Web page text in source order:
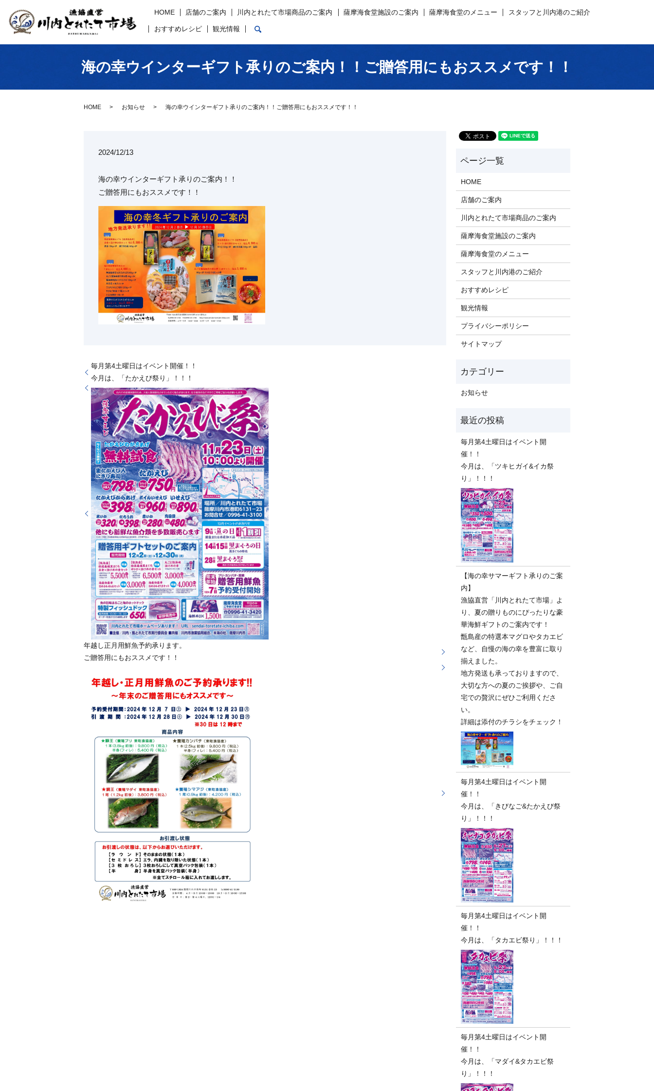
HOME 店舗のご案内 川内とれたて市場商品のご案内 薩摩海食堂施設のご案内 薩摩海食堂のメニュー スタッフと川内港のご紹介
おすすめレシピ 観光情報
海の幸ウインターギフト承りのご案内！！ご贈答用にもおススメです！！
HOME お知らせ 海の幸ウインターギフト承りのご案内！！ご贈答用にもおススメです！！
2024/12/13
海の幸ウインターギフト承りのご案内！！
ご贈答用にもおススメです！！
毎月第4土曜日はイベント開催！！
今月は、「たかえび祭り」！！！
年越し正月用鮮魚予約承ります。
ご贈答用にもおススメです！！
HOME
店舗のご案内
川内とれたて市場商品のご案内
薩摩海食堂施設のご案内
薩摩海食堂のメニュー
スタッフと川内港のご紹介
おすすめレシピ
観光情報
プライバシーポリシー
サイトマップ
お知らせ
毎月第4土曜日はイベント開
催！！
今月は、「ツキヒガイ&イカ祭
り」！！！
【海の幸サマーギフト承りのご案
内】
漁協直営「川内とれたて市場」よ
り、夏の贈りものにぴったりな豪
華海鮮ギフトのご案内です！
甑島産の特選本マグロやタカエビ
など、自慢の海の幸を豊富に取り
揃えました。
地方発送も承っておりますので、
大切な方への夏のご挨拶や、ご自
宅での贅沢にぜひご利用くださ
い。
詳細は添付のチラシをチェック！
毎月第4土曜日はイベント開
催！！
今月は、「きびなご&たかえび祭
り」！！！
毎月第4土曜日はイベント開
催！！
今月は、「タカエビ祭り」！！！
毎月第4土曜日はイベント開
催！！
今月は、「マダイ&タカエビ祭
り」！！！